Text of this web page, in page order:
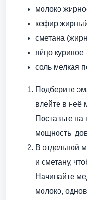
молоко
кефир
сметана
яйцо
соль мелкая
Подберите
влейте в неё
Поставьте на
мощность,
В отдельной
и сметану,
Начинайте
молоко,